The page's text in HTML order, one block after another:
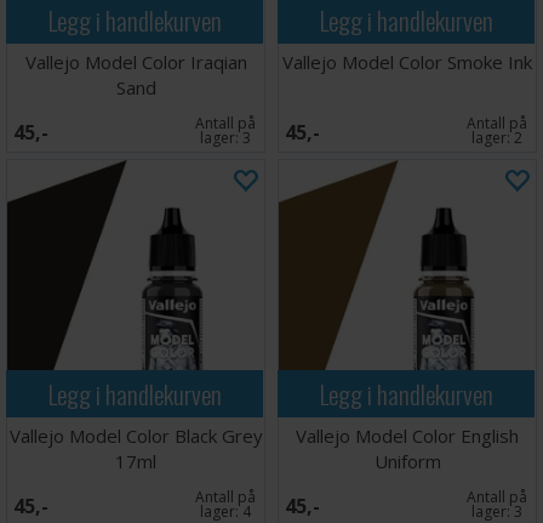
Legg i handlekurven
Vallejo Model Color Iraqian
Sand
45,- Antall på
lager:3
Legg i handlekurven
Vallejo Model Color Smoke Ink
45,- Antall på
lager:2
Legg i handlekurven
Vallejo Model Color Black Grey
17ml
45,- Antall på
lager:4
Legg i handlekurven
Vallejo Model Color English
Uniform
45,- Antall på
lager:3